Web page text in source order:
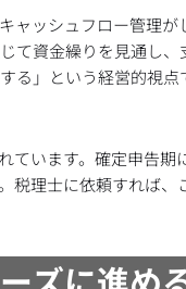
ャッシュフロー管理
て資金繰りを見通し
る」という経営的視点
ています。確定申告
税理士に依頼すれば